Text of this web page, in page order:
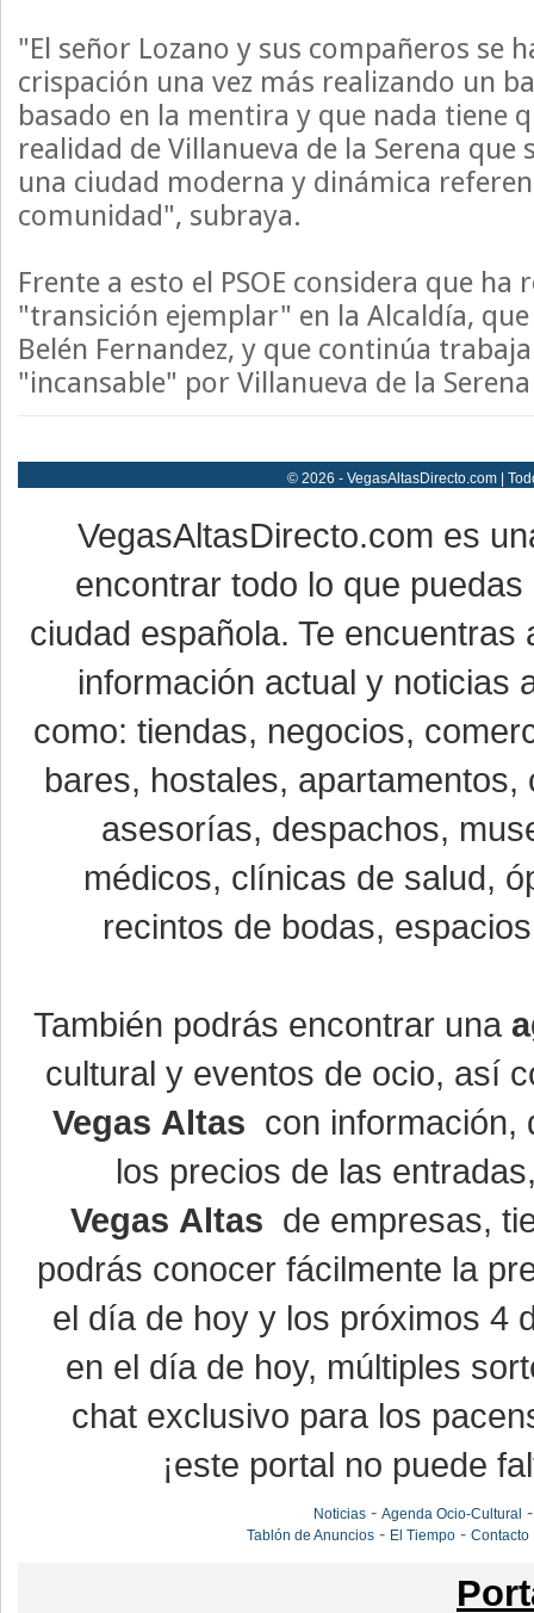
"El señor Lozano y sus compañeros se
crispación una vez más realizando un
basado en la mentira y que nada tiene
realidad de Villanueva de la Serena que
una ciudad moderna y dinámica
comunidad", subraya.
Frente a esto el PSOE considera que ha
"transición ejemplar" en la Alcaldía,
Belén Fernandez, y que continúa
"incansable" por Villanueva de la
© 2026 - VegasAltasDirecto.com |
VegasAltasDirecto.com es
encontrar todo lo que
ciudad española. Te
información actual y noticias
como: tiendas, negocios,
bares, hostales,
asesorías, despachos,
médicos, clínicas de salud,
recintos de bodas,
También podrás encontrar una
cultural y eventos de ocio, así
Vegas Altas con información,
los precios de las
Vegas Altas de empresas,
podrás conocer fácilmente la
el día de hoy y los próximos 4
en el día de hoy, múltiples
chat exclusivo para los
¡este portal no puede
Noticias -Agenda Ocio-Cultural
Tablón de Anuncios - El Tiempo -Contacto